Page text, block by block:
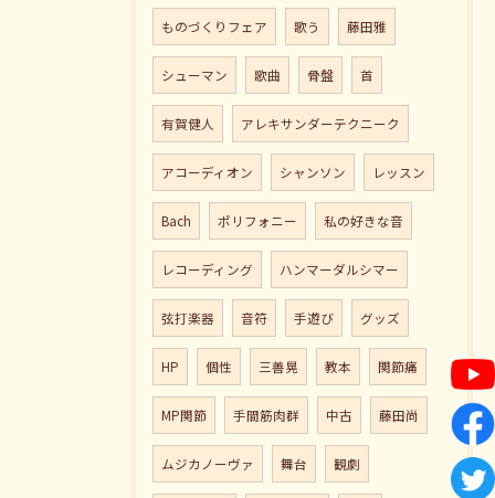
ものづくりフェア 歌う 藤田雅
シューマン 歌曲 骨盤 首
有賀健人 アレキサンダーテクニーク
アコーディオン シャンソン レッスン
Bach ポリフォニー 私の好きな音
レコーディング ハンマーダルシマー
弦打楽器 音符 手遊び グッズ
HP 個性 三善晃 教本 関節痛
MP関節 手間筋肉群 中古 藤田尚
ムジカノーヴァ 舞台 観劇